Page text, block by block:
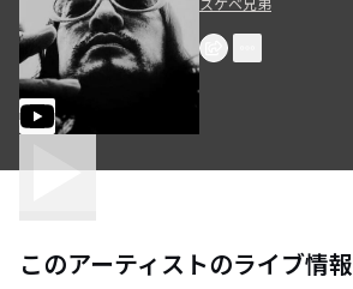
このアーティストのライブ情報